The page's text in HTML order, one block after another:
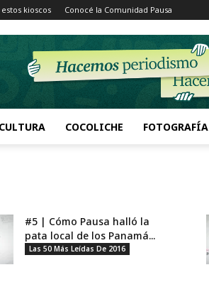
kioscos Conocé la Comunidad Pausa
COCOLICHE FOTOGRAFÍA
#5 | Cómo Pausa halló la
pata local de los Panamá...
Las 50 Más Leídas De 2016